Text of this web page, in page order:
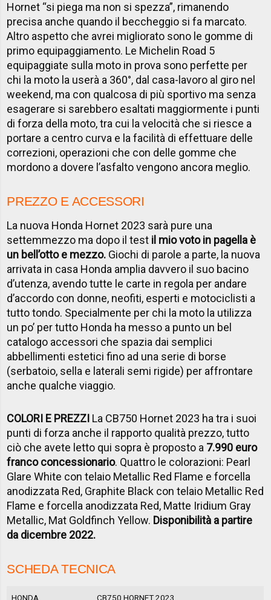
Hornet “si piega ma non si spezza”, rimanendo
precisa anche quando il beccheggio si fa marcato.
Altro aspetto che avrei migliorato sono le gomme di
primo equipaggiamento. Le Michelin Road 5
equipaggiate sulla moto in prova sono perfette per
chi la moto la userà a 360°, dal casa-lavoro al giro nel
weekend, ma con qualcosa di più sportivo ma senza
esagerare si sarebbero esaltati maggiormente i punti
di forza della moto, tra cui la velocità che si riesce a
portare a centro curva e la facilità di effettuare delle
correzioni, operazioni che con delle gomme che
mordono a dovere l’asfalto vengono ancora meglio.
PREZZO E ACCESSORI
La nuova Honda Hornet 2023 sarà pure una
settemmezzo ma dopo il test il mio voto in pagella è
un bell’otto e mezzo. Giochi di parole a parte, la nuova
arrivata in casa Honda amplia davvero il suo bacino
d’utenza, avendo tutte le carte in regola per andare
d’accordo con donne, neofiti, esperti e motociclisti a
tutto tondo. Specialmente per chi la moto la utilizza
un po’ per tutto Honda ha messo a punto un bel
catalogo accessori che spazia dai semplici
abbellimenti estetici fino ad una serie di borse
(serbatoio, sella e laterali semi rigide) per affrontare
anche qualche viaggio.
COLORI E PREZZI La CB750 Hornet 2023 ha tra i suoi
punti di forza anche il rapporto qualità prezzo, tutto
ciò che avete letto qui sopra è proposto a 7.990 euro
franco concessionario. Quattro le colorazioni: Pearl
Glare White con telaio Metallic Red Flame e forcella
anodizzata Red, Graphite Black con telaio Metallic Red
Flame e forcella anodizzata Red, Matte Iridium Gray
Metallic, Mat Goldfinch Yellow. Disponibilità a partire
da dicembre 2022.
SCHEDA TECNICA
HONDA CB750 HORNET 2023